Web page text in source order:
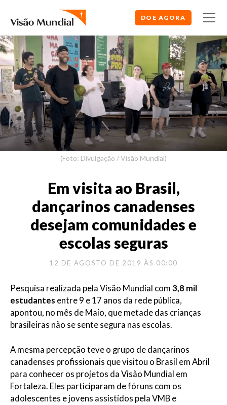
DOE AGORA
(Foto: Divulgação / Visão Mundial)
Em visita ao Brasil,
dançarinos canadenses
desejam comunidades e
escolas seguras
12 DE AGOSTO DE 2019 ÀS 00:00
Pesquisa realizada pela Visão Mundial com 3,8 mil
estudantes entre 9 e 17 anos da rede pública,
apontou, no mês de Maio, que metade das crianças
brasileiras não se sente segura nas escolas.
A mesma percepção teve o grupo de dançarinos
canadenses profissionais que visitou o Brasil em Abril
para conhecer os projetos da Visão Mundial em
Fortaleza. Eles participaram de fóruns com os
adolescentes e jovens assistidos pela VMB e